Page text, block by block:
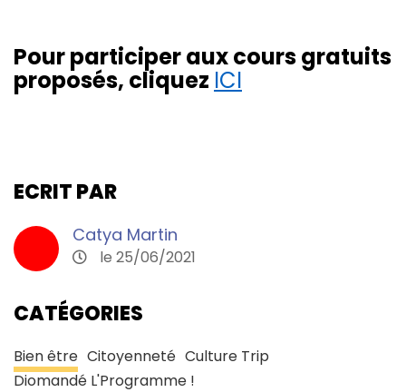
Pour participer aux cours gratuits
proposés, cliquez ICI
ECRIT PAR
Catya Martin
le 25/06/2021
CATÉGORIES
Bien être Citoyenneté Culture Trip
Diomandé L'Programme !